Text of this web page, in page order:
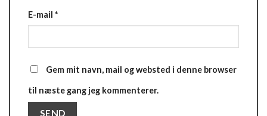
E-mail *
Gem mit navn, mail og websted i denne browser
til næste gang jeg kommenterer.